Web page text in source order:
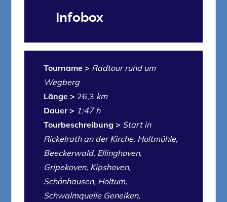
Infobox
Tourname > Radtour rund um
Wegberg
Länge > 26,3 km
Dauer > 1:47 h
Tourbeschreibung > Start in
Rickelrath an der Kirche, Holtmühle,
Beeckerwald, Ellinghoven,
Gripekoven, Kipshoven,
Schönhausen, Holtum,
Schwalmquelle Geneiken,